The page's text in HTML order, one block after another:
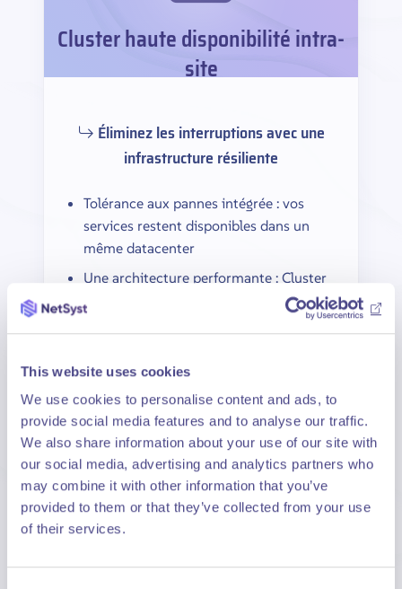
This website uses cookies
We use cookies to personalise content and ads, to
provide social media features and to analyse our traffic.
We also share information about your use of our site with
our social media, advertising and analytics partners who
may combine it with other information that you’ve
provided to them or that they’ve collected from your use
of their services.
Cluster haute disponibilité intra-
site
Éliminez les interruptions avec une
infrastructure résiliente
Tolérance aux pannes intégrée : vos
services restent disponibles dans un
même datacenter
Une architecture performante : Cluster
VMware 3 nœuds minimum, stockage
vos VMs, DRS équilibre la charge
Supervision 24/7 et sauvegardes
incluses : vous sécurisez votre
production sans effort interne
À partir de 1 799 € HT / mois